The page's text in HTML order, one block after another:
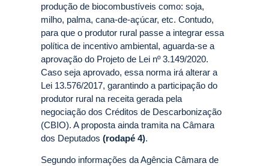
produção de biocombustíveis como: soja,
milho, palma, cana-de-açúcar, etc. Contudo,
para que o produtor rural passe a integrar essa
política de incentivo ambiental, aguarda-se a
aprovação do Projeto de Lei nº 3.149/2020.
Caso seja aprovado, essa norma irá alterar a
Lei 13.576/2017, garantindo a participação do
produtor rural na receita gerada pela
negociação dos Créditos de Descarbonização
(CBIO). A proposta ainda tramita na Câmara
dos Deputados (rodapé 4).
Segundo informações da Agência Câmara de